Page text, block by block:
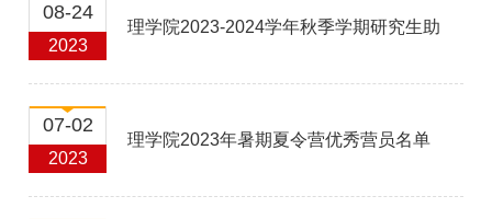
08-24
2023
理学院2023-2024学年秋季学期研究生助
07-02
2023
理学院2023年暑期夏令营优秀营员名单